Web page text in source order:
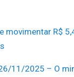
movimentar R$
11/2025 – O